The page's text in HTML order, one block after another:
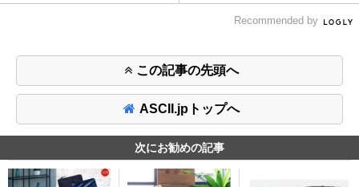
Recommended by
この記事の先頭へ
ASCII.jpトップへ
次にお勧めの記事